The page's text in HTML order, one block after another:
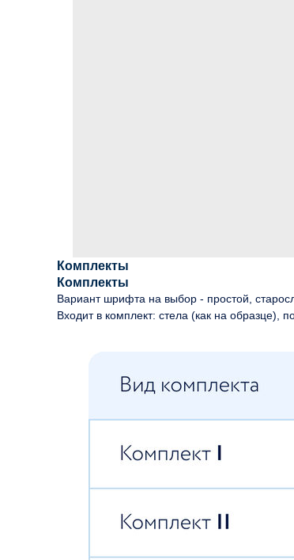
Комплекты
Комплекты
Вариант шрифта на выбор - простой,
Входит в комплект: стела (как на образце),